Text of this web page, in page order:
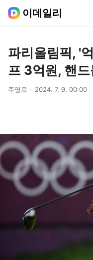
이데일리
파리올림픽, '
프 3억원, 핸
주영로 2024. 7. 9. 00:00